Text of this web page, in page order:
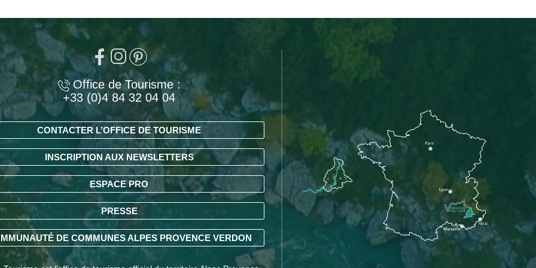
Office de Tourisme :
+33 (0)4 84 32 04 04
CONTACTER L’OFFICE DE TOURISME
INSCRIPTION AUX NEWSLETTERS
ESPACE PRO
PRESSE
DE COMMUNES ALPES PROVENCE VERDON